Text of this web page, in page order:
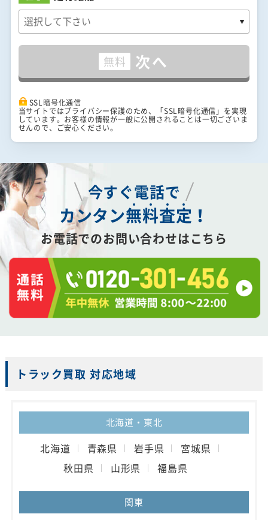
無料 次へ
SSL暗号化通信
当サイトではプライバシー保護のため、「SSL暗号化通信」を実現
しています。お客様の情報が一般に公開されることは一切ございま
せんので、ご安心ください。
今すぐ電話で
カンタン無料査定 ！
お電話でのお問い合わせはこちら
トラック買取 対応地域
北海道・東北
北海道 青森県 岩手県
宮城県
秋田県
山形県 福島県
関東